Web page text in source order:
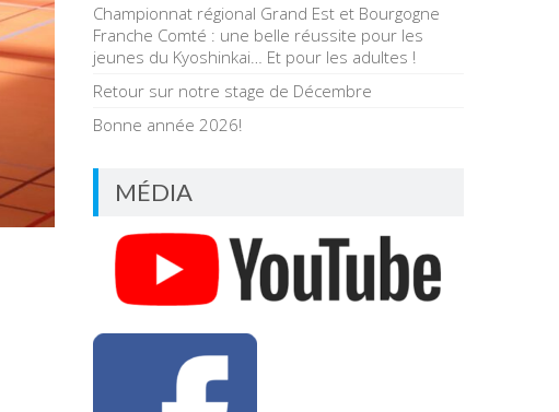
Championnat régional Grand Est et Bourgogne
Franche Comté : une belle réussite pour les
jeunes du Kyoshinkai… Et pour les adultes !
Retour sur notre stage de Décembre
Bonne année 2026!
MÉDIA